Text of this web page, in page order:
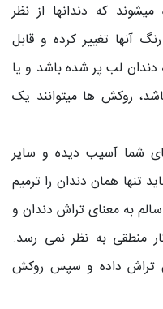
روکش های دندانی زمانی استفاده می‎شوند که دندانها از نظر
آنها تغییر کرده و قابل
لب پر شده باشد و یا
تنها قسمت کوچکی از آن شکسته باشد، روکش ها می‎توانند یک
شما آسیب دیده و سایر
تنها همان دندان را ترمیم
به معنای تراش دندان و
منطقی به نظر نمی رسد.
تراش داده و سپس روکش